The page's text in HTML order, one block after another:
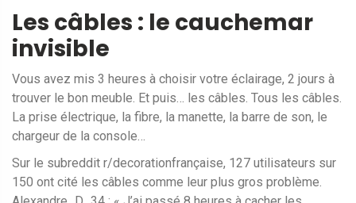
Les câbles : le cauchemar
invisible
Vous avez mis 3 heures à choisir votre éclairage, 2 jours à
trouver le bon meuble. Et puis… les câbles. Tous les câbles.
La prise électrique, la fibre, la manette, la barre de son, le
chargeur de la console…
Sur le subreddit r/decorationfrançaise, 127 utilisateurs sur
150 ont cité les câbles comme leur plus gros problème.